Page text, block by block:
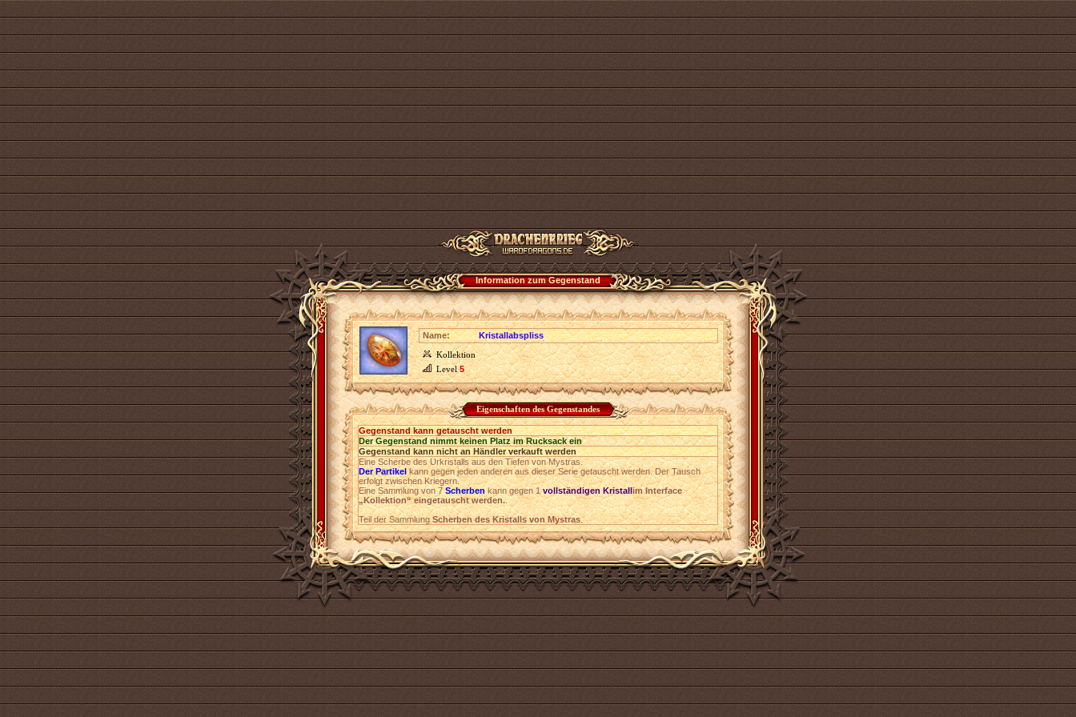
Information zum Gegenstand
Name:
Kristallabspliss
Kollektion
Level5
Eigenschaften des Gegenstandes
Gegenstand kann getauscht werden
Der Gegenstand nimmt keinen Platz im Rucksack ein
Gegenstand kann nicht an Händler verkauft werden
Eine Scherbe des Urkristalls aus den Tiefen von Mystras.
Der Partikelkann gegen jeden anderen aus dieser Serie getauscht werden. Der Tausch
erfolgt zwischen Kriegern.
Eine Sammlung von 7Scherbenkann gegen 1vollständigen Kristallim Interface
„Kollektion“ eingetauscht werden..
Teil der SammlungScherben des Kristalls von Mystras.